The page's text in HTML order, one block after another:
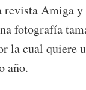
revista Amiga
fotografía
la cual quiere
año.